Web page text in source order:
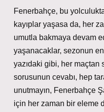
Fenerbahçe, bu
kayıplar yaşasa da, her
umutla bakmaya devam
yaşanacaklar, sezonun
yazıdaki gibi, her maçtan
sorusunun cevabı, hep
unutmayın, Fenerbahçe
için her zaman bir eleme